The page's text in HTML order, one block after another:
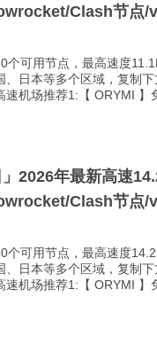
Clash节点/
个可用节点，最高速度
、日本等多个区域，复制
速机场推荐1:【 ORYMI 】
」2026年最新高速
Clash节点/
个可用节点，最高速度
、日本等多个区域，复制
速机场推荐1:【 ORYMI